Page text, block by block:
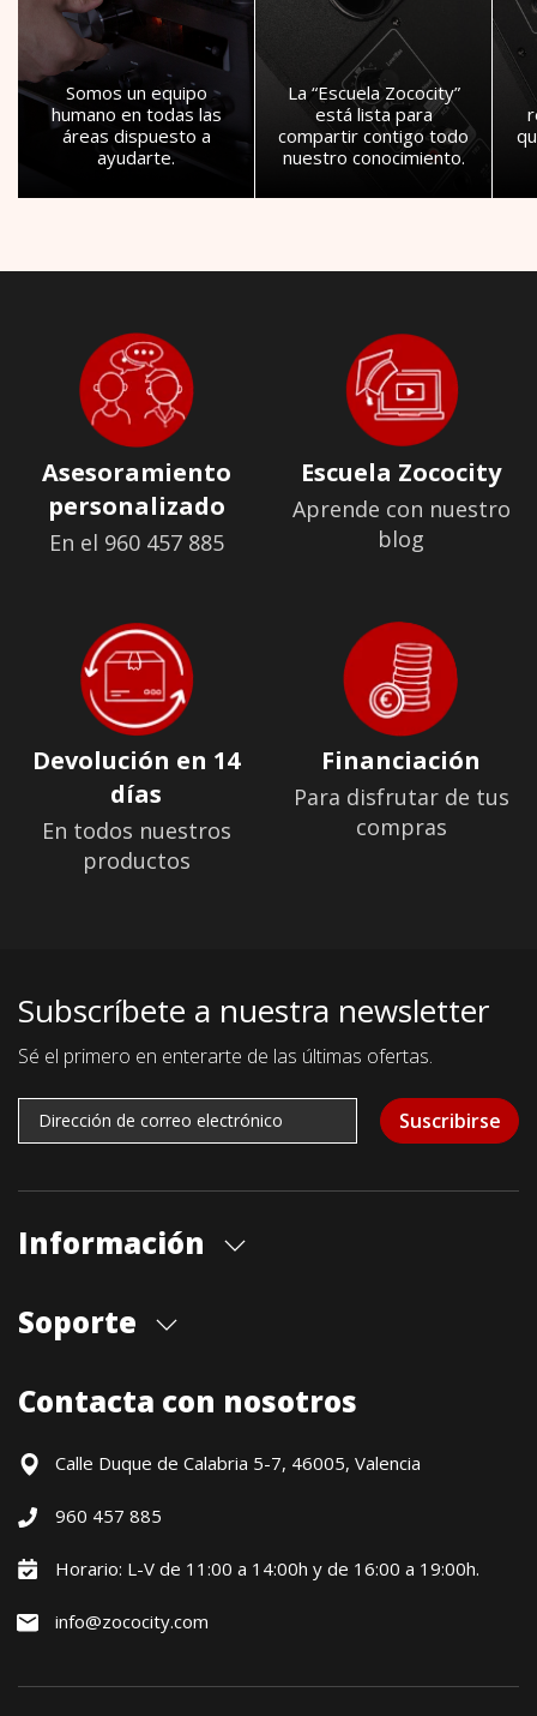
Somos un equipo
humano en todas las
áreas dispuesto a
ayudarte.
La “Escuela Zococity”
está lista para
compartir contigo todo
nuestro conocimiento.
Asesoramiento
personalizado
En el 960 457 885
Escuela Zococity
Aprende con nuestro
blog
Devolución en 14
días
En todos nuestros
productos
Financiación
Para disfrutar de tus
compras
Subscríbete a nuestra newsletter
Sé el primero en enterarte de las últimas ofertas.
Suscribirse
Información
Cita previa tienda
Contacto
Soporte
Formas de pago
Devoluciones / Garantía
Política precio mínimo garantizado
Financiación CETELEM
Condiciones generales
Contacta con nosotros
Calle Duque de Calabria 5-7, 46005, Valencia
960 457 885
Horario: L-V de 11:00 a 14:00h y de 16:00 a 19:00h.
info@zococity.com